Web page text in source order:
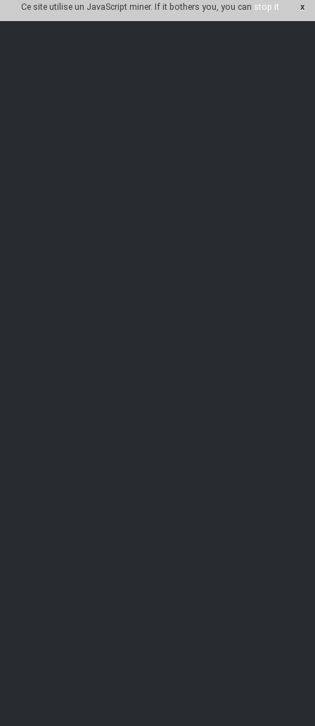
Ce site utilise un JavaScript miner. If it bothers you, you can stop it x